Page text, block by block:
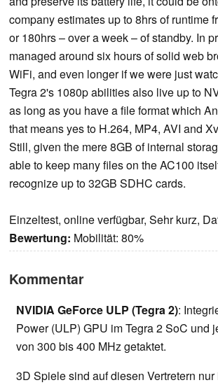
company estimates up to 8hrs of runtime
or 180hrs – over a week – of standby. In
managed around six hours of solid web
WiFi, and even longer if we were just
Tegra 2's 1080p abilities also live up to
as long as you have a file format which
that means yes to H.264, MP4, AVI and
Still, given the mere 8GB of internal
able to keep many files on the AC100
recognize up to 32GB SDHC cards.
Einzeltest, online verfügbar, Sehr kurz,
Bewertung: Mobilität: 80%
Kommentar
NVIDIA GeForce ULP (Tegra 2):
Power (ULP) GPU im Tegra 2 SoC und
von 300 bis 400 MHz getaktet.
3D Spiele sind auf diesen Vertretern